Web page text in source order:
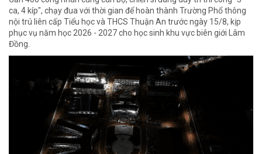
ca, 4 kíp", chạy đua với thời gian để hoàn thành Trường Phổ thông
nội trú liên cấp Tiểu học và THCS Thuận An trước ngày 15/8, kịp
phục vụ năm học 2026 - 2027 cho học sinh khu vực biên giới Lâm
Đồng.